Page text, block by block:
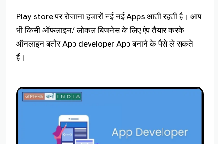
Play store पर रोजाना हजारों नई नई Apps आती रहती है। आप
भी किसी ऑफलाइन/ लोकल बिजनेस के लिए ऐप तैयार करके
ऑनलाइन बतौर App developer App बनाने के पैसे ले सकते
हैं।